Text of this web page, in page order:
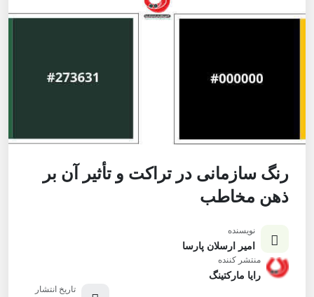
رنگ سازمانی در تراکت و تأثیر آن بر
ذهن مخاطب
نویسنده
امیر ارسلان پارسا
منتشر کننده
رایا مارکتینگ
تاریخ انتشار